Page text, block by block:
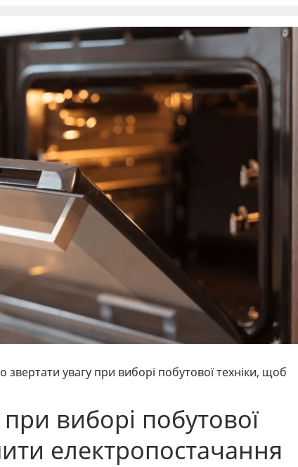
звертати увагу при виборі побутової техніки, щоб
виборі побутової
електропостачання